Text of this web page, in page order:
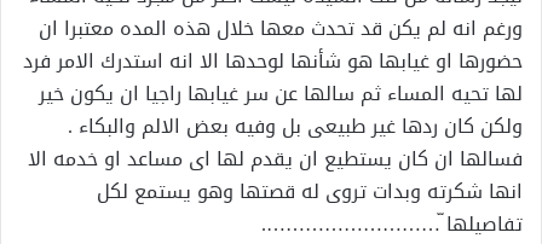
ورغم انه لم يكن قد تحدث معها خلال هذه المده معتبرا ان
حضورها او غيابها هو شأنها لوحدها الا انه استدرك الامر فرد
لها تحيه المساء ثم سالها عن سر غيابها راجيا ان يكون خير
ولكن كان ردها غير طبيعى بل وفيه بعض الالم والبكاء .
فسالها ان كان يستطيع ان يقدم لها اى مساعد او خدمه الا
انها شكرته وبدات تروى له قصتها وهو يستمع لكل
تفاصيلها ّ……………………….